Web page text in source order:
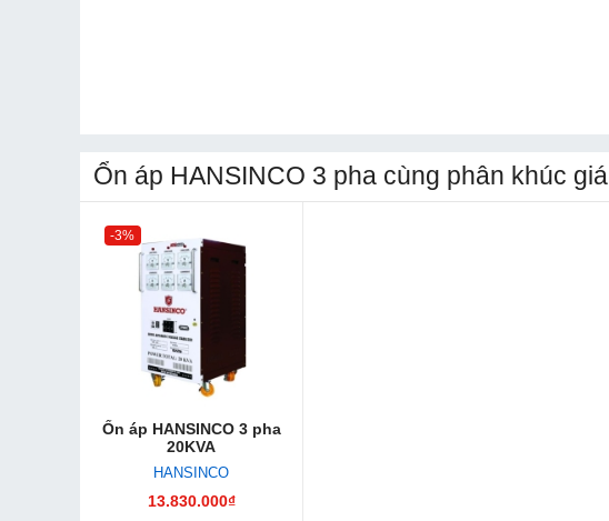
Ổn áp HANSINCO 3 pha cùng phân khúc giá
-3%
Ổn áp HANSINCO 3 pha
20KVA
HANSINCO
13.830.000₫